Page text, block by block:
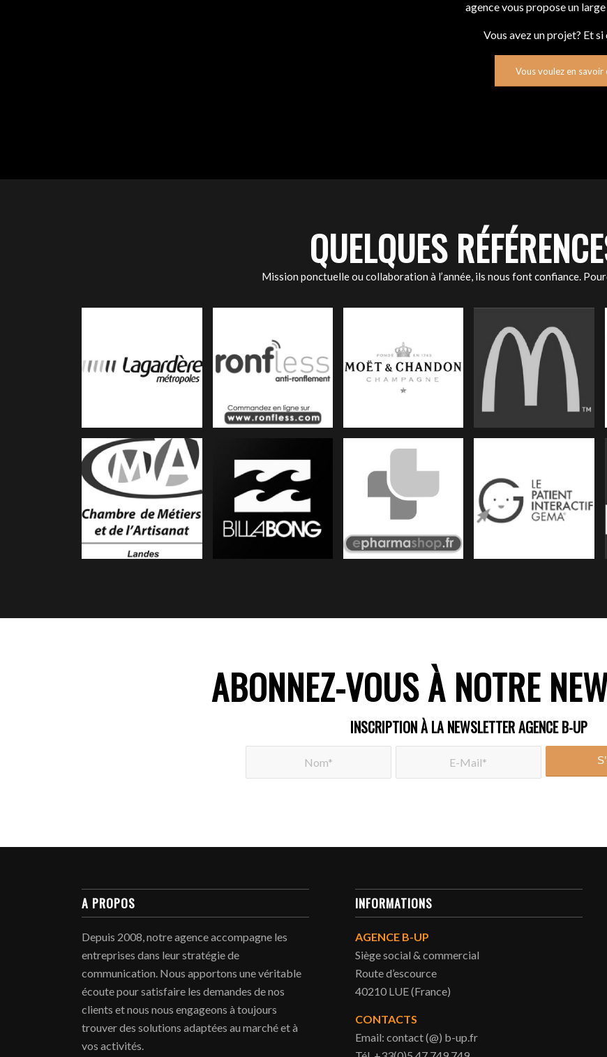
agence vous propose un
Vous avez un projet? Et si
Vous voulez en savoir
QUELQUES
Mission ponctuelle ou collaboration à l’année, ils nous font confiance.
ABONNEZ-VOUS À NOTRE
INSCRIPTION À LA NEWSLETTER AGENCE B-UP
A PROPOS
Depuis 2008, notre agence accompagne les
entreprises dans leur stratégie de
communication. Nous apportons une véritable
écoute pour satisfaire les demandes de nos
clients et nous nous engageons à toujours
trouver des solutions adaptées au marché et à
vos activités.
INFORMATIONS
AGENCE B-UP
Siège social & commercial
Route d’escource
40210 LUE (France)
CONTACTS
Email: contact (@) b-up.fr